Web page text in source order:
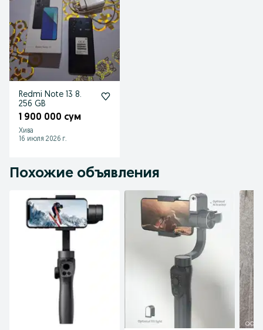
Redmi Note 13 8.
256 GB
1 900 000 сум
Хива
16 июля 2026 г.
Похожие объявления